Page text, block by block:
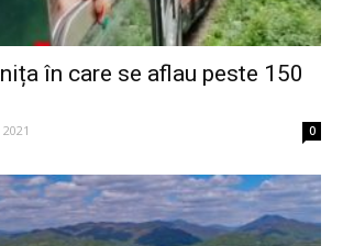
în care se aflau peste 150
0